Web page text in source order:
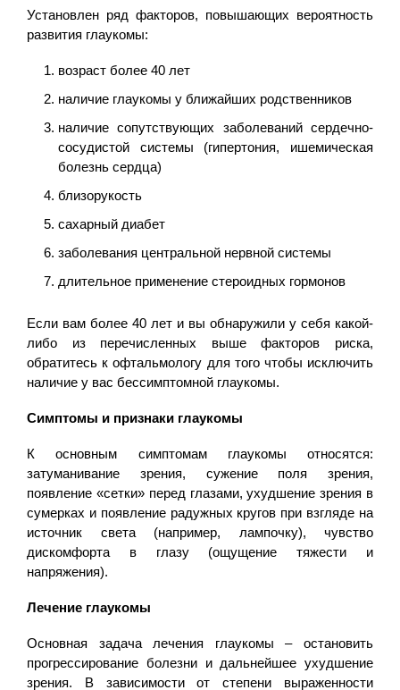
Установлен ряд факторов, повышающих вероятность
развития глаукомы:
возраст более 40 лет
наличие глаукомы у ближайших родственников
наличие сопутствующих заболеваний сердечно-
сосудистой системы (гипертония, ишемическая
болезнь сердца)
близорукость
сахарный диабет
заболевания центральной нервной системы
длительное применение стероидных гормонов
Если вам более 40 лет и вы обнаружили у себя какой-
либо из перечисленных выше факторов риска,
обратитесь к офтальмологу для того чтобы исключить
наличие у вас бессимптомной глаукомы.
Симптомы и признаки глаукомы
К основным симптомам глаукомы относятся:
затуманивание зрения, сужение поля зрения,
появление «сетки» перед глазами, ухудшение зрения в
сумерках и появление радужных кругов при взгляде на
источник света (например, лампочку), чувство
дискомфорта в глазу (ощущение тяжести и
напряжения).
Лечение глаукомы
Основная задача лечения глаукомы – остановить
прогрессирование болезни и дальнейшее ухудшение
зрения. В зависимости от степени выраженности